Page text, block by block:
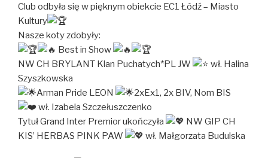
Club odbyła się w pięknym obiekcie EC1 Łódź – Miasto
Kultury
Nasze koty zdobyły:
Best in Show
NW CH BRYLANT Klan Puchatych*PL JW
wł. Halina
Szyszkowska
Arman Pride LEON
2xEx1, 2x BIV, Nom BIS
wł. Izabela Szczełuszczenko
Tytuł Grand Inter Premior ukończyła
NW GIP CH
KIS’ HERBAS PINK PAW
wł. Małgorzata Budulska